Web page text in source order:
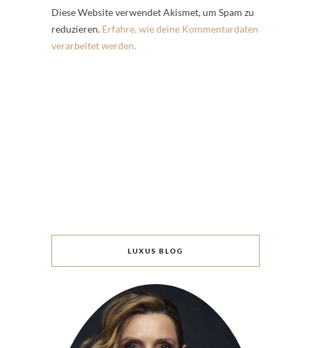
Diese Website verwendet Akismet, um Spam zu
reduzieren. Erfahre, wie deine Kommentardaten
verarbeitet werden.
LUXUS BLOG